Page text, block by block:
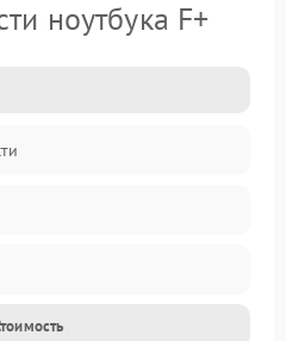
ноутбука F+